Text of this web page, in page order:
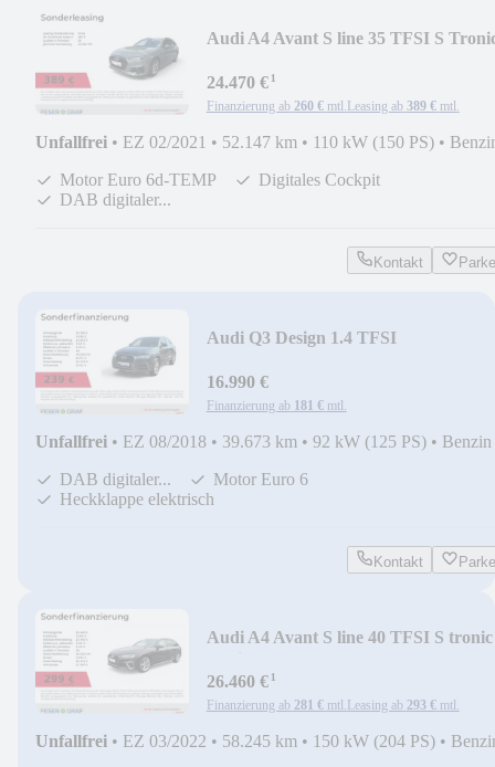
Audi A4 Avant S line 35 TFSI S
24.470 €¹
Finanzierung ab 260 € mtl. Leasing ab 389 € mtl.
Unfallfrei • EZ 02/2021 • 52.147 km • 110 kW (150 PS) •
Motor Euro 6d-TEMP
Digitales Cockpit
DAB digitaler...
Kontakt
Audi Q3 Design 1.4 TFSI
16.990 €
Finanzierung ab 181 € mtl.
Unfallfrei • EZ 08/2018 • 39.673 km • 92 kW (125 PS) • Benzin
DAB digitaler...
Motor Euro 6
Heckklappe elektrisch
Kontakt
Audi A4 Avant S line 40 TFSI S tronic
26.460 €¹
Finanzierung ab 281 € mtl. Leasing ab 293 € mtl.
Unfallfrei • EZ 03/2022 • 58.245 km • 150 kW (204 PS) •